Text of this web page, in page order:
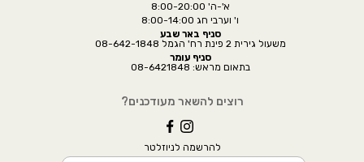
א'-ה' 8:00-20:00
ו' וערבי חג 8:00-14:00
סניף באר שבע
משעול גירית 2 פינת רח' הגמל 08-642-1848
סניף עומר
בתאום מראש: 08-6421848
רוצים להשאר מעודכנים?
להרשמה לניוזלטר